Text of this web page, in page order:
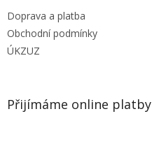
Doprava a platba
Obchodní podmínky
ÚKZUZ
Přijímáme online platby